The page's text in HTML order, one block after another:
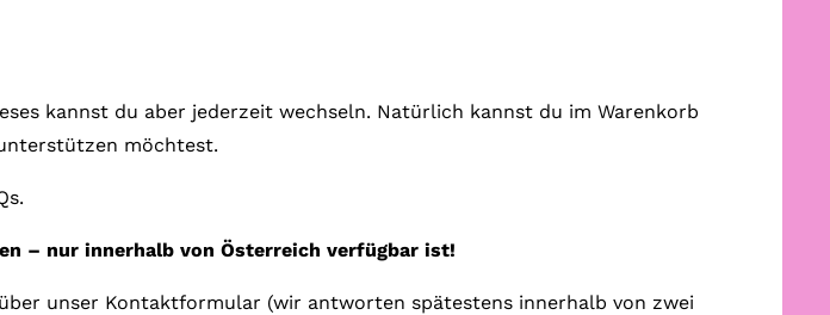
kannst du aber jederzeit wechseln. Natürlich kannst du im Warenkorb
möchtest.
– nur innerhalb von Österreich verfügbar ist!
unser Kontaktformular (wir antworten spätestens innerhalb von zwei